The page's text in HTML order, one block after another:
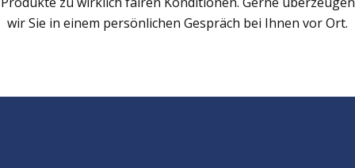
wir Sie in einem persönlichen Gespräch bei Ihnen vor Ort.